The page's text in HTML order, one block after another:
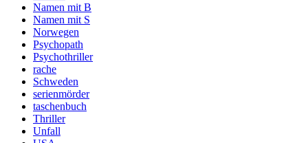
Namen mit B
Namen mit S
Norwegen
Psychopath
Psychothriller
rache
Schweden
serienmörder
taschenbuch
Thriller
Unfall